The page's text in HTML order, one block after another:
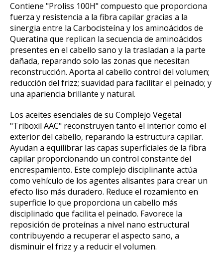
Contiene "Proliss 100H" compuesto que proporciona
fuerza y resistencia a la fibra capilar gracias a la
sinergia entre la Carbocisteína y los aminoácidos de
Queratina que replican la secuencia de aminoácidos
presentes en el cabello sano y la trasladan a la parte
dañada, reparando solo las zonas que necesitan
reconstrucción. Aporta al cabello control del volumen;
reducción del frizz; suavidad para facilitar el peinado; y
una apariencia brillante y natural.
Los aceites esenciales de su Complejo Vegetal
"Triboxil AAC" reconstruyen tanto el interior como el
exterior del cabello, reparando la estructura capilar.
Ayudan a equilibrar las capas superficiales de la fibra
capilar proporcionando un control constante del
encrespamiento. Este complejo disciplinante actúa
como vehículo de los agentes alisantes para crear un
efecto liso más duradero. Reduce el rozamiento en
superficie lo que proporciona un cabello más
disciplinado que facilita el peinado. Favorece la
reposición de proteínas a nivel nano estructural
contribuyendo a recuperar el aspecto sano, a
disminuir el frizz y a reducir el volumen.